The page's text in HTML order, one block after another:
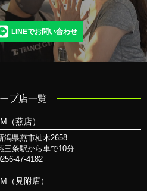
LINEでお問い合わせ
プ店一覧
（燕店）
潟県燕市杣木2658
三条駅から車で10分
47-4182
（見附店）